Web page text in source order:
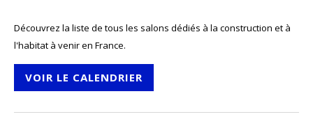
Découvrez la liste de tous les salons dédiés à la construction et à
l'habitat à venir en France.
VOIR LE CALENDRIER